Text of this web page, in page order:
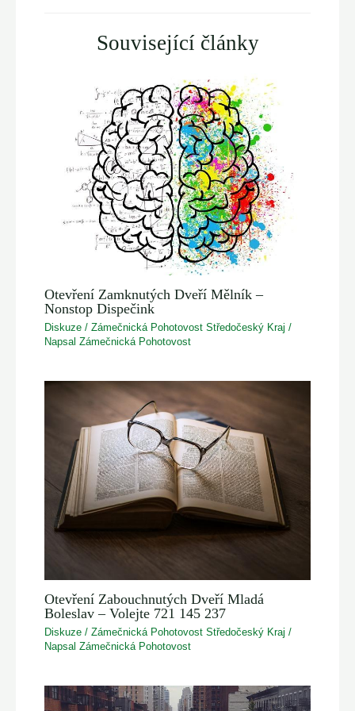
Související články
Otevření Zamknutých Dveří Mělník –
Nonstop Dispečink
Diskuze /Zámečnická Pohotovost Středočeský Kraj /
NapsalZámečnická Pohotovost
Otevření Zabouchnutých Dveří Mladá
Boleslav – Volejte 721 145 237
Diskuze /Zámečnická Pohotovost Středočeský Kraj /
NapsalZámečnická Pohotovost